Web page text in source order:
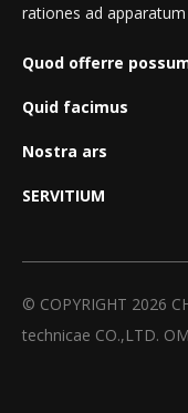
rationes ad
Quod offerre
Quid facimus
Nostra ars
SERVITIUM
© COPYRIGHT 2026
technicae CO.,LTD.